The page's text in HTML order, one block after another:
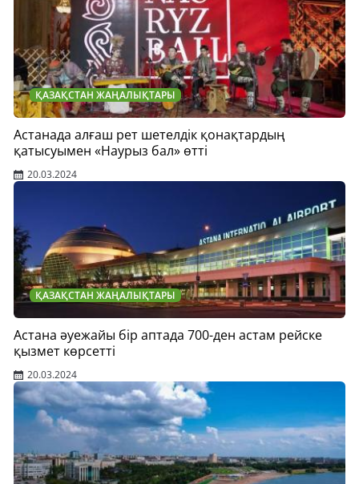
ҚАЗАҚСТАН ЖАҢАЛЫҚТАРЫ
Астанада алғаш рет шетелдік қонақтардың
қатысуымен «Наурыз бал» өтті
20.03.2024
ҚАЗАҚСТАН ЖАҢАЛЫҚТАРЫ
Астана әуежайы бір аптада 700-ден астам рейске
қызмет көрсетті
20.03.2024